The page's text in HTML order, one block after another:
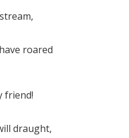
roared
friend!
draught,